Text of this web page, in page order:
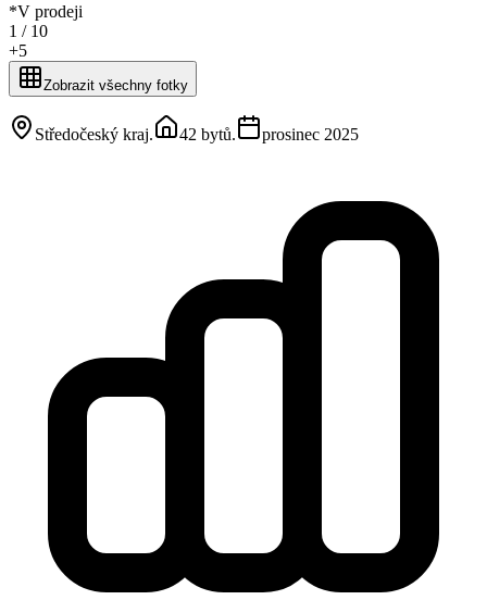
*V prodeji
1 / 10
+5
Zobrazit všechny fotky
Středočeský kraj. 42 bytů. prosinec 2025